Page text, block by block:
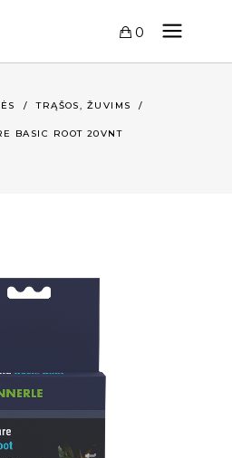
0
/TRĄŠOS, ŽUVIMS /
BASIC ROOT 20VNT